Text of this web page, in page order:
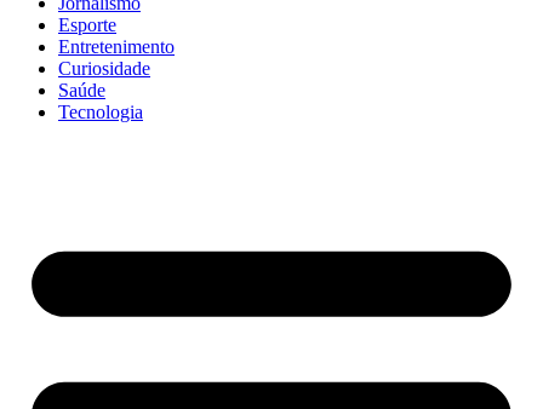
Esporte
Entretenimento
Curiosidade
Saúde
Tecnologia